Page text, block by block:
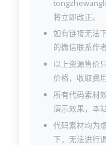
将立即改正。
如有链接无法
的微信联系作者
以上资源售价
价格，收取费
所有代码素材
演示效果，本
代码素材均为
下，无法进行